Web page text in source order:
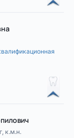
к.м.н.